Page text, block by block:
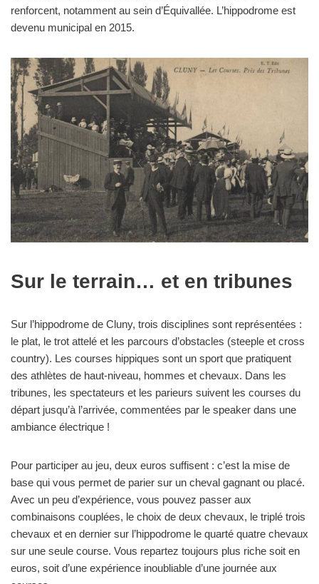
renforcent, notamment au sein d’Équivallée. L’hippodrome est
devenu municipal en 2015.
Sur le terrain… et en tribunes
Sur l’hippodrome de Cluny, trois disciplines sont représentées :
le plat, le trot attelé et les parcours d’obstacles (steeple et cross
country). Les courses hippiques sont un sport que pratiquent
des athlètes de haut-niveau, hommes et chevaux. Dans les
tribunes, les spectateurs et les parieurs suivent les courses du
départ jusqu’à l’arrivée, commentées par le speaker dans une
ambiance électrique !
Pour participer au jeu, deux euros suffisent : c’est la mise de
base qui vous permet de parier sur un cheval gagnant ou placé.
Avec un peu d’expérience, vous pouvez passer aux
combinaisons couplées, le choix de deux chevaux, le triplé trois
chevaux et en dernier sur l’hippodrome le quarté quatre chevaux
sur une seule course. Vous repartez toujours plus riche soit en
euros, soit d’une expérience inoubliable d’une journée aux